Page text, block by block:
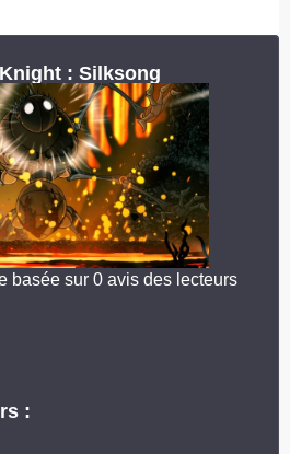
: Silksong
basée sur 0 avis des lecteurs
: